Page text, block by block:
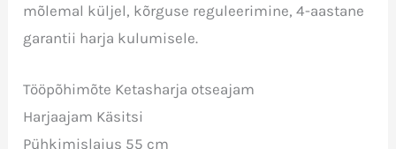
mõlemal küljel, kõrguse reguleerimine, 4-aastane
garantii harja kulumisele.
Tööpõhimõte Ketasharja otseajam
Harjaajam Käsitsi
Pühkimislaius 55 cm